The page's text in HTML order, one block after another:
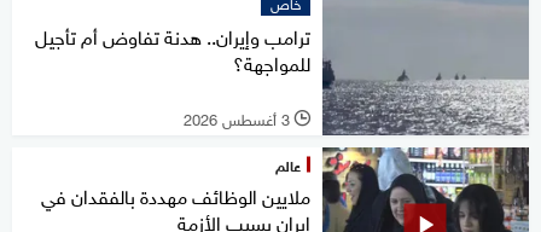
ترامب وإيران.. هدنة تفاوض أم تأجيل
للمواجهة؟
l 3 أغسطس 2026
عالم
ملايين الوظائف مهددة بالفقدان في
إيران بسبب الأزمة